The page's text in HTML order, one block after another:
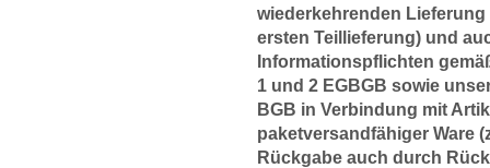
wiederkehrenden
ersten Teillieferung) und
Informationspflichten
1 und 2 EGBGB sowie
BGB in Verbindung mit
paketversandfähiger Ware
Rückgabe auch durch